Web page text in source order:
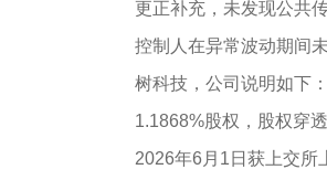
更正补充，未发现公共
控制人在异常波动期间
树科技，公司说明如下
1.1868%股权，股权穿
2026年6月1日获上交所